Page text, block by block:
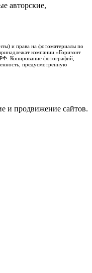
авторские,
и права на фотоматериалы по
компании «Горизонт
Копирование фотографий,
предусмотренную
и продвижение сайтов.